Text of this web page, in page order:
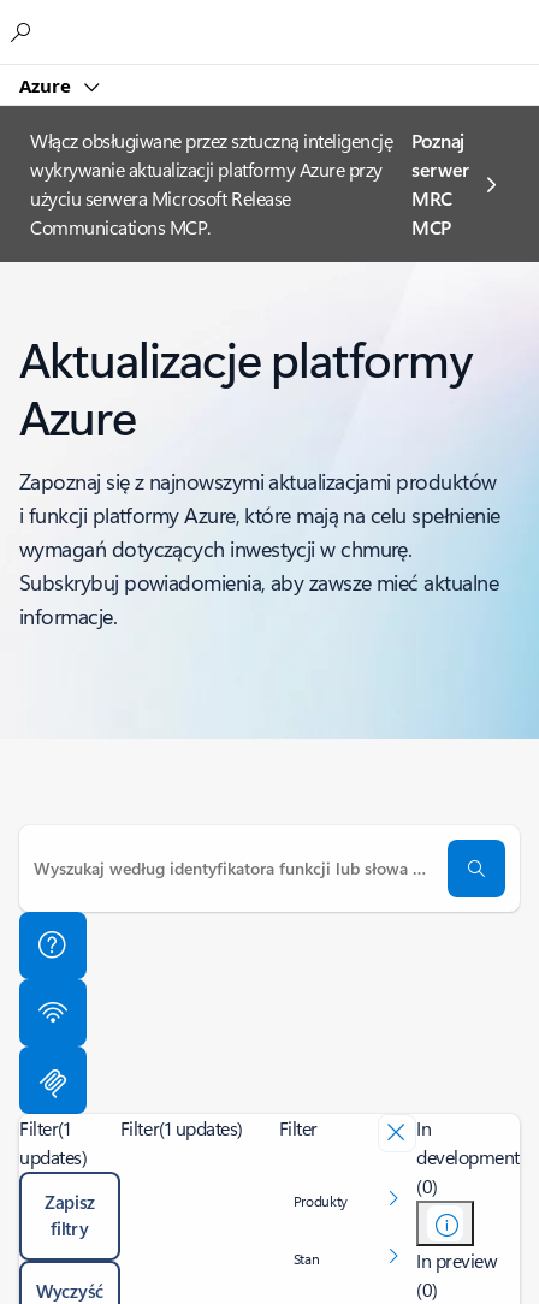
Azure
Włącz obsługiwane przez sztuczną inteligencję
wykrywanie aktualizacji platformy Azure przy
użyciu serwera Microsoft Release
Communications MCP.
Poznaj
serwer
MRC
MCP
Aktualizacje platformy
Azure
Zapoznaj się z najnowszymi aktualizacjami produktów
i funkcji platformy Azure, które mają na celu spełnienie
wymagań dotyczących inwestycji w chmurę.
Subskrybuj powiadomienia, aby zawsze mieć aktualne
informacje.
Filter(1
updates)
Zapisz
filtry
Wyczyść
Filter(1 updates) Filter
Produkty
Stan
In
development
(0)
In preview
(0)